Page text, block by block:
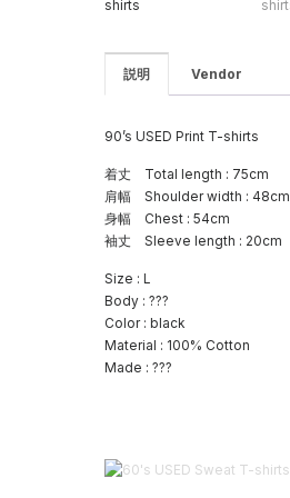
説明 Vendor
90’s USED Print T-shirts
着丈 Total length : 75cm
肩幅 Shoulder width : 48cm
身幅 Chest : 54cm
袖丈 Sleeve length : 20cm
Size : L
Body : ???
Color : black
Material : 100% Cotton
Made : ???